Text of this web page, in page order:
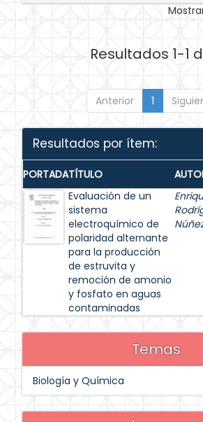
Resultados 1-1
Anterior 1
Resultados por ítem:
PORTADATÍTULO
Evaluación de un
sistema
electroquímico de
polaridad alternante
para la producción
de estruvita y
remoción de amonio
y fosfato en aguas
contaminadas
Temas
Biología y Química